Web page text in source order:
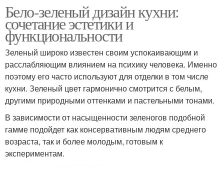
Бело-зеленый дизайн кухни:
сочетание эстетики и
функциональности
Зеленый широко известен своим успокаивающим и
расслабляющим влиянием на психику человека. Именно
поэтому его часто используют для отделки в том числе
кухни. Зеленый цвет гармонично смотрится с белым,
другими природными оттенками и пастельными тонами.
В зависимости от насыщенности зеленогов подобной
гамме подойдет как консервативным людям среднего
возраста, так и более молодым, готовым к
экспериментам.